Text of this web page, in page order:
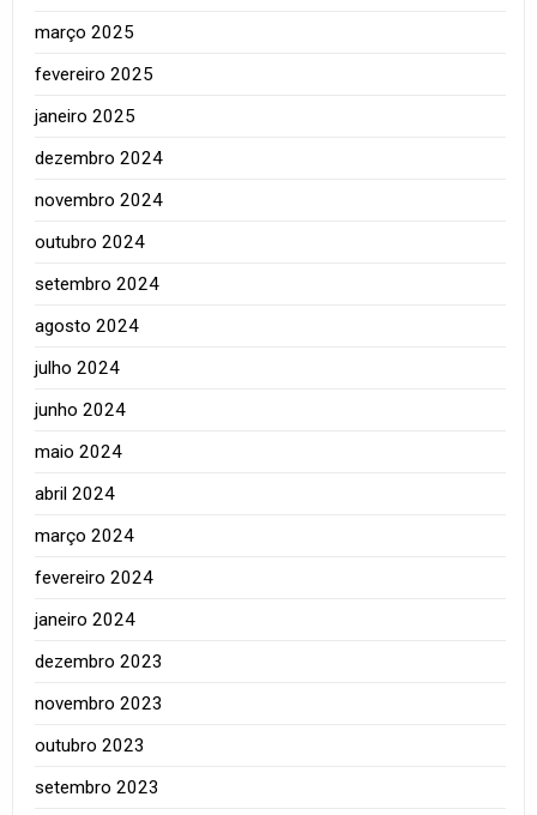
março 2025
fevereiro 2025
janeiro 2025
dezembro 2024
novembro 2024
outubro 2024
setembro 2024
agosto 2024
julho 2024
junho 2024
maio 2024
abril 2024
março 2024
fevereiro 2024
janeiro 2024
dezembro 2023
novembro 2023
outubro 2023
setembro 2023